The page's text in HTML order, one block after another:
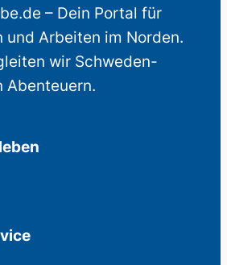
– Dein Portal für
und Arbeiten im Norden.
wir Schweden-
Abenteuern.